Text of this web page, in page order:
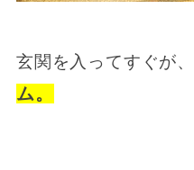
玄関を入ってすぐが、
ム。